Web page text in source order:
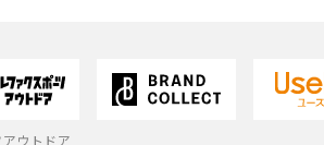
ウトドア